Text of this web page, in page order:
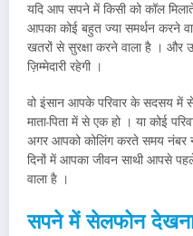
यदि आप सपने में किसी को कॉल
आपका कोई बहुत ज्या समर्थन करने
खतरों से सुरक्षा करने वाला है । और
ज़िम्मेदारी रहेगी ।
वो इंसान आपके परिवार के सदसय
माता-पिता में से एक हो । या कोई
अगर आपको कोलिंग करते समय नंबर
दिनों में आपका जीवन साथी आपसे
वाला है ।
सपने में सेलफोन